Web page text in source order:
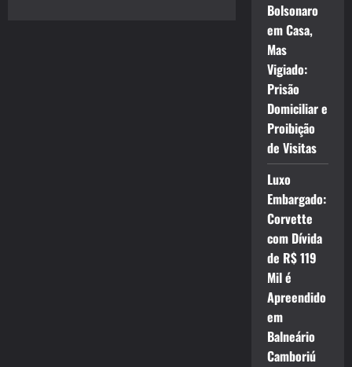
Bolsonaro
em Casa,
Mas
Vigiado:
Prisão
Domiciliar e
Proibição
de Visitas
Luxo
Embargado:
Corvette
com Dívida
de R$ 119
Mil é
Apreendido
em
Balneário
Camboriú